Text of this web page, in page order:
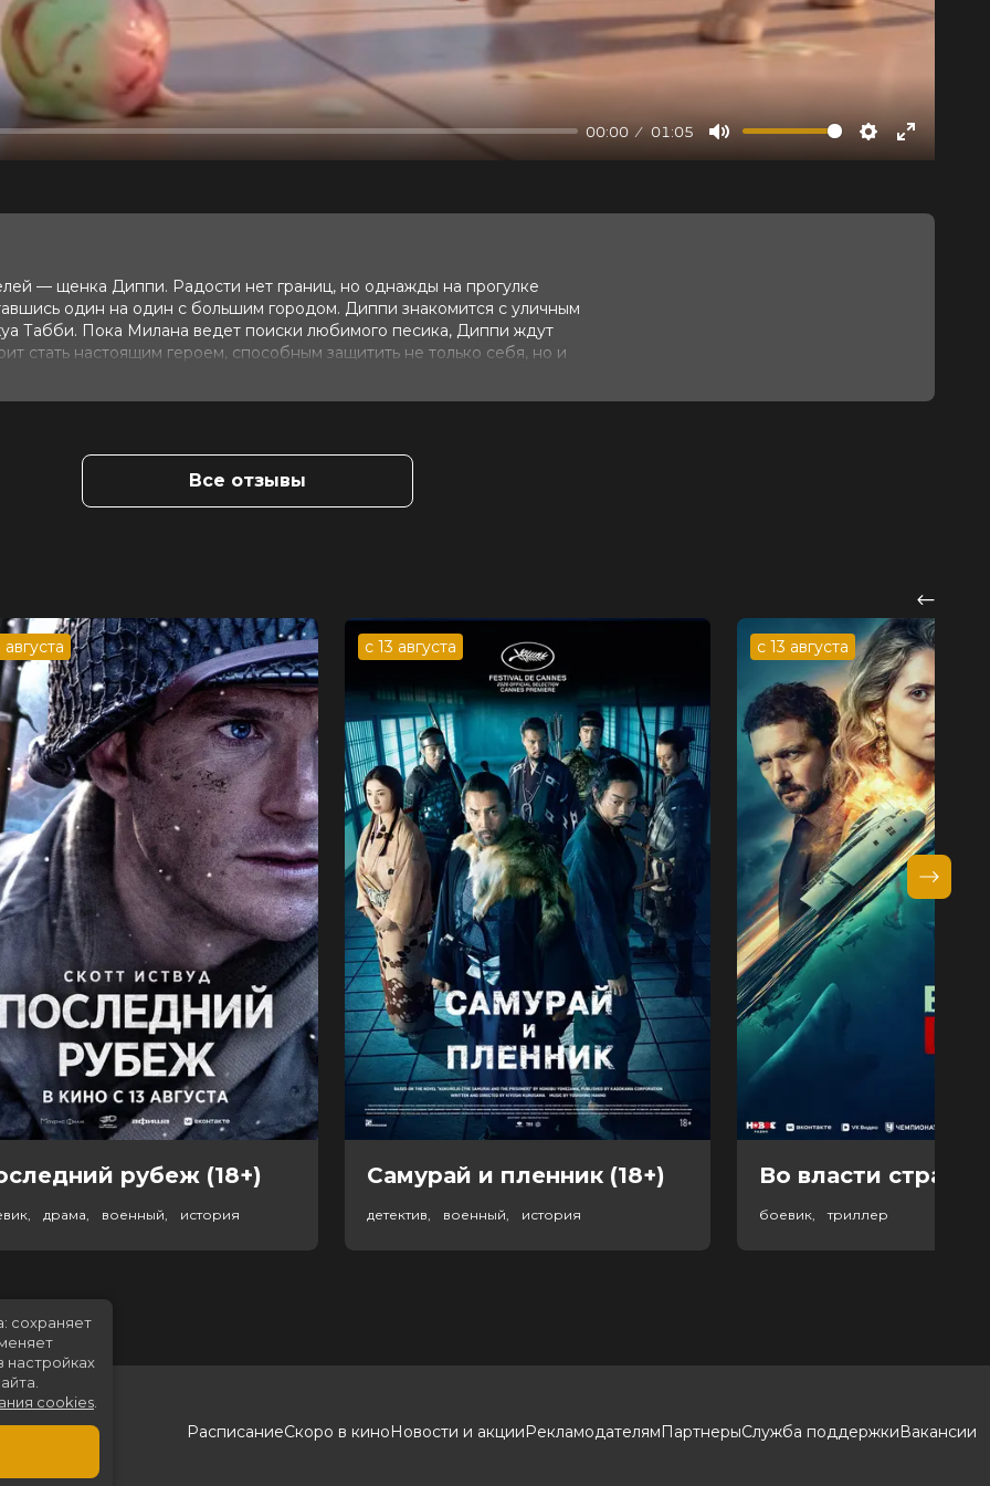
00:00 01:05
Mute Settings
Enter
— щенка Диппи. Радости нет границ, но однажды на прогулке
один на один с большим городом. Диппи знакомится с уличным
Табби. Пока Милана ведет поиски любимого песика, Диппи ждут
стать настоящим героем, способным защитить не только себя, но и
Краймбрери, Амилия, Эльдар
Все отзывы
августа
рубеж (18+)
драма, военный, история
с 13 августа
Самурай и пленник (18+)
детектив, военный, история
с 13 августа
Во власти страха
боевик, триллер
РасписаниеСкоро в киноНовости и акцииРекламодателямПартнерыСлужба поддержкиВакансии
сохраняет
настройках
cookies